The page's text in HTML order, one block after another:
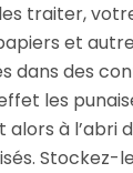
traiter,
et
dans des
les
à l’abri
Stockez-